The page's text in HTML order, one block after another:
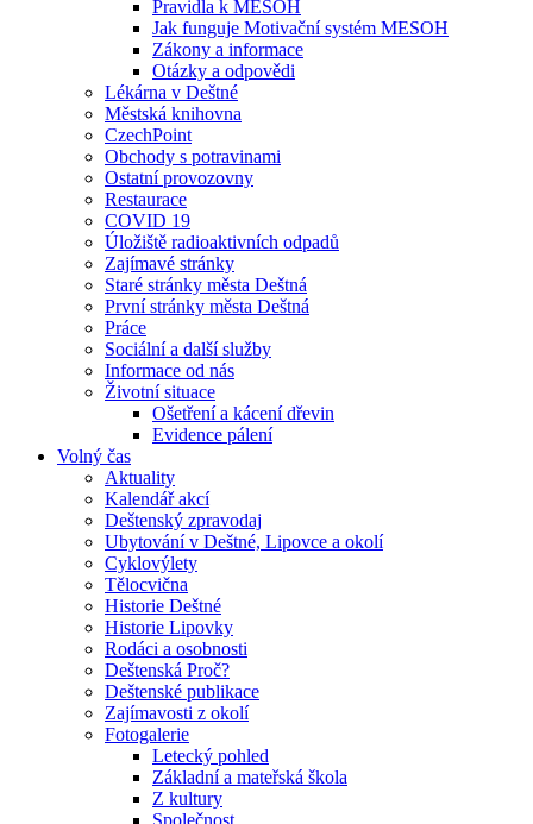
Pravidla k MESOH
Jak funguje Motivační systém MESOH
Zákony a informace
Otázky a odpovědi
Lékárna v Deštné
Městská knihovna
CzechPoint
Obchody s potravinami
Ostatní provozovny
Restaurace
COVID 19
Úložiště radioaktivních odpadů
Zajímavé stránky
Staré stránky města Deštná
První stránky města Deštná
Práce
Sociální a další služby
Informace od nás
Životní situace
Ošetření a kácení dřevin
Evidence pálení
Volný čas
Aktuality
Kalendář akcí
Deštenský zpravodaj
Ubytování v Deštné, Lipovce a okolí
Cyklovýlety
Tělocvična
Historie Deštné
Historie Lipovky
Rodáci a osobnosti
Deštenská Proč?
Deštenské publikace
Zajímavosti z okolí
Fotogalerie
Letecký pohled
Základní a mateřská škola
Z kultury
Společnost